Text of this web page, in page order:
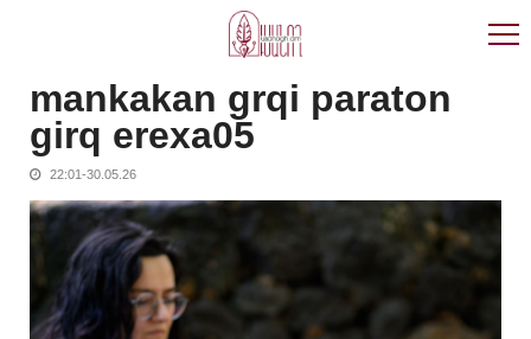
mankakan grqi paraton
girq erexa05
22:01-30.05.26